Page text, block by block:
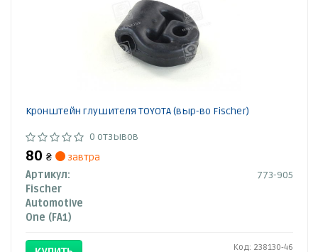
Кронштейн глушителя TOYOTA (выр-во Fischer)
0 отзывов
80 ₴
завтра
Артикул:
773-905
Fischer
Automotive
One (FA1)
Код: 238130-46